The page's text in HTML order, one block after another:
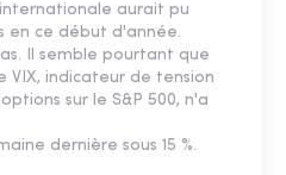
aurait pu
en ce début d'année.
Il semble pourtant que
VIX, indicateur de tension
sur le S&P 500, n'a
dernière sous 15 %.